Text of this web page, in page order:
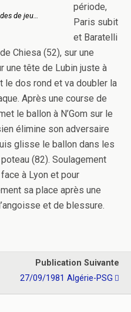
de jeu…
période,
Paris subit
et Baratelli
Chiesa (52), sur une
une tête de Lubin juste à
le dos rond et va doubler la
Après une course de
le ballon à N’Gom sur le
élimine son adversaire
glisse le ballon dans les
(82). Soulagement
à Lyon et pour
sa place après une
et de blessure.
Publication Suivante
27/09/1981 Algérie-PSG